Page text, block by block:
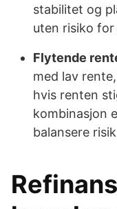
stabilitet og
uten risiko
Flytende
med lav
hvis renten
kombinasjon
balansere